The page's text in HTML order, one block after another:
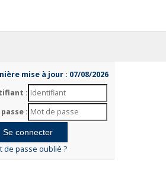
mise à jour : 07/08/2026
:
:
de passe oublié ?